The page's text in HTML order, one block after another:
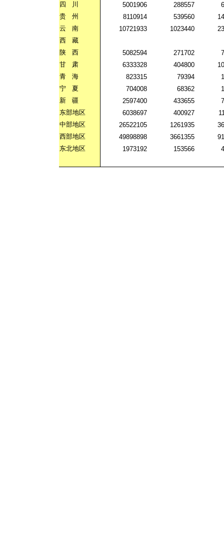
四
川 5001906 288557
贵
州 8110914 539560
云
南 10721933 1023440
西
藏
陕
西 5082594 271702
甘
肃 6333328 404800
青
海 823315 79394
宁
夏 704008 68362
新
疆 2597400 433655
东部地区
6038697 400927
中部地区
26522105 1261935
西部地区
49898898 3661355
东北地区
1973192 153566